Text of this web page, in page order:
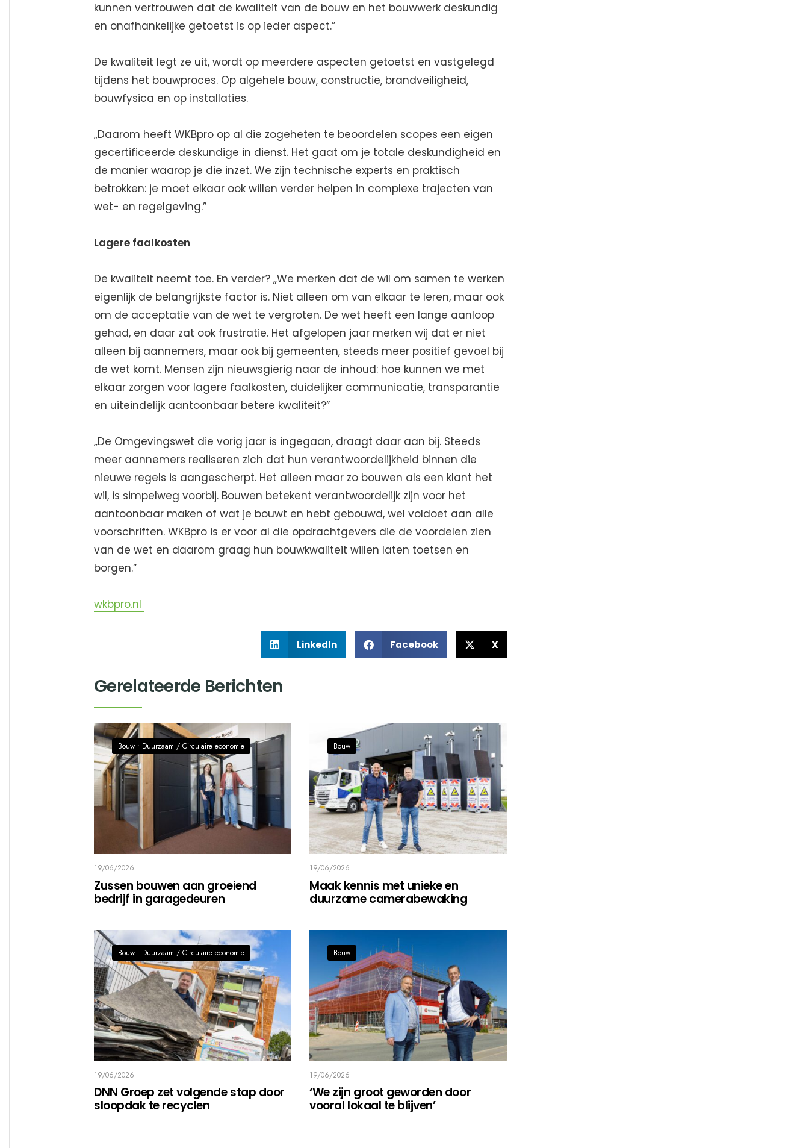
kunnen vertrouwen dat de kwaliteit van de bouw en het bouwwerk deskundig
en onafhankelijke getoetst is op ieder aspect.”
De kwaliteit legt ze uit, wordt op meerdere aspecten getoetst en vastgelegd
tijdens het bouwproces. Op algehele bouw, constructie, brandveiligheid,
bouwfysica en op installaties.
„Daarom heeft WKBpro op al die zogeheten te beoordelen scopes een eigen
gecertificeerde deskundige in dienst. Het gaat om je totale deskundigheid en
de manier waarop je die inzet. We zijn technische experts en praktisch
betrokken: je moet elkaar ook willen verder helpen in complexe trajecten van
wet- en regelgeving.”
Lagere faalkosten
De kwaliteit neemt toe. En verder? „We merken dat de wil om samen te werken
eigenlijk de belangrijkste factor is. Niet alleen om van elkaar te leren, maar ook
om de acceptatie van de wet te vergroten. De wet heeft een lange aanloop
gehad, en daar zat ook frustratie. Het afgelopen jaar merken wij dat er niet
alleen bij aannemers, maar ook bij gemeenten, steeds meer positief gevoel bij
de wet komt. Mensen zijn nieuwsgierig naar de inhoud: hoe kunnen we met
elkaar zorgen voor lagere faalkosten, duidelijker communicatie, transparantie
en uiteindelijk aantoonbaar betere kwaliteit?”
„De Omgevingswet die vorig jaar is ingegaan, draagt daar aan bij. Steeds
meer aannemers realiseren zich dat hun verantwoordelijkheid binnen die
nieuwe regels is aangescherpt. Het alleen maar zo bouwen als een klant het
wil, is simpelweg voorbij. Bouwen betekent verantwoordelijk zijn voor het
aantoonbaar maken of wat je bouwt en hebt gebouwd, wel voldoet aan alle
voorschriften. WKBpro is er voor al die opdrachtgevers die de voordelen zien
van de wet en daarom graag hun bouwkwaliteit willen laten toetsen en
borgen.”
wkbpro.nl
LinkedIn Facebook X
Gerelateerde Berichten
Bouw • Duurzaam / Circulaire economie
19/06/2026
Zussen bouwen aan groeiend
bedrijf in garagedeuren
Bouw
19/06/2026
Maak kennis met unieke en
duurzame camerabewaking
Bouw • Duurzaam / Circulaire economie
19/06/2026
DNN Groep zet volgende stap door
sloopdak te recyclen
Bouw
19/06/2026
‘We zijn groot geworden door
vooral lokaal te blijven’